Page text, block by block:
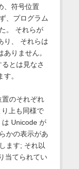
、符号位置
、プログラム
。 それらが
り、 それらは
りません。
とは見なさ
。
のそれぞれ
上も同様で
Unicode が
かの表示があ
ます; それ以
当てられてい